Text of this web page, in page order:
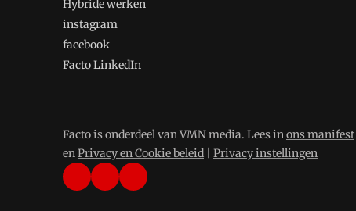
Hybride werken
instagram
facebook
Facto LinkedIn
Facto is onderdeel van VMN media. Lees inons manifest
enPrivacy en Cookie beleid Privacy instellingen